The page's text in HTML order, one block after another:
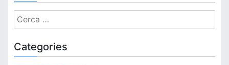
Cerca:
Categories